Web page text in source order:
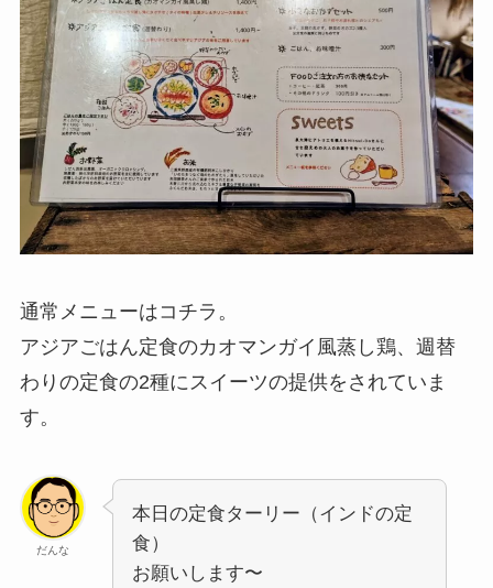
通常メニューはコチラ。
アジアごはん定食のカオマンガイ風蒸し鶏、週替
わりの定食の2種にスイーツの提供をされていま
す。
だんな
本日の定食ターリー（インドの定
食）
お願いします〜